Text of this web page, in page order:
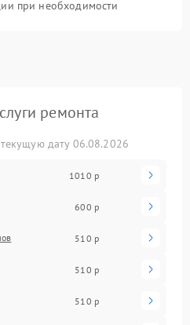
при необходимости
ремонта
дату 06.08.2026
1010 р
600 р
510 р
510 р
510 р